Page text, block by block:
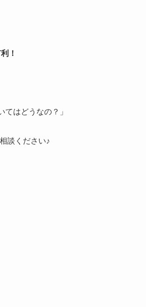
！
てはどうなの？」
談ください♪